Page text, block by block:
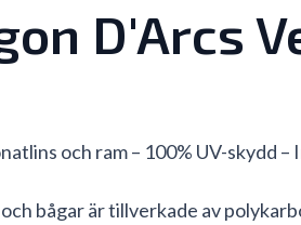
D'Arcs
och ram – 100% UV-skydd –
och bågar är tillverkade av